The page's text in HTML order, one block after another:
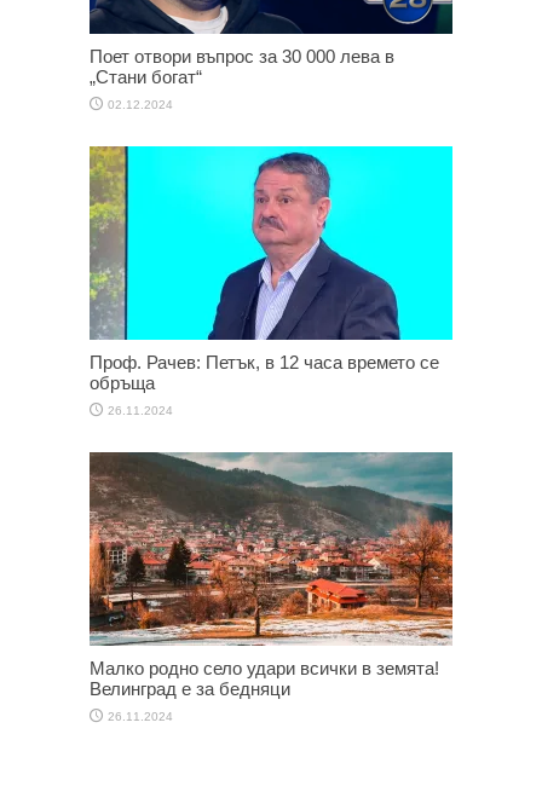
Поет отвори въпрос за 30 000 лева в
„Стани богат“
02.12.2024
Проф. Рачев: Петък, в 12 часа времето се
обръща
26.11.2024
Малко родно село удари всички в земята!
Велинград е за бедняци
26.11.2024